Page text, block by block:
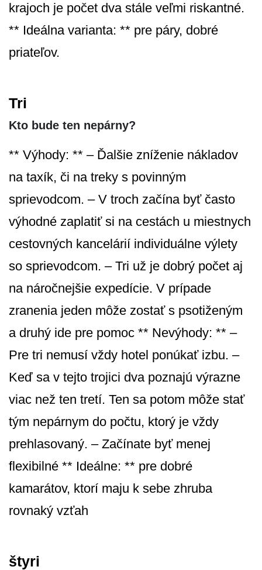
krajoch je počet dva stále veľmi riskantné.
** Ideálna varianta: ** pre páry, dobré
priateľov.
Tri
Kto bude ten nepárny?
** Výhody: ** – Ďalšie zníženie nákladov
na taxík, či na treky s povinným
sprievodcom. – V troch začína byť často
výhodné zaplatiť si na cestách u miestnych
cestovných kancelárií individuálne výlety
so sprievodcom. – Tri už je dobrý počet aj
na náročnejšie expedície. V prípade
zranenia jeden môže zostať s psotiženým
a druhý ide pre pomoc ** Nevýhody: ** –
Pre tri nemusí vždy hotel ponúkať izbu. –
Keď sa v tejto trojici dva poznajú výrazne
viac než ten tretí. Ten sa potom môže stať
tým nepárnym do počtu, ktorý je vždy
prehlasovaný. – Začínate byť menej
flexibilné ** Ideálne: ** pre dobré
kamarátov, ktorí maju k sebe zhruba
rovnaký vzťah
štyri